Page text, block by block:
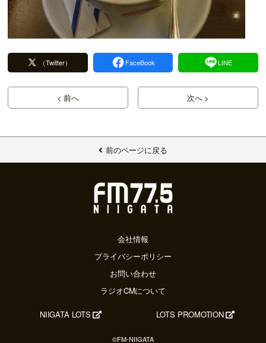
（Twitter） FaceBook LINE
< 前へ 次へ >
前のページに戻る
会社情報
プライバシーポリシー
お問い合わせ
ラジオCMについて
NIIGATA LOTS LOTS PROMOTION
©FM-NIIGATA